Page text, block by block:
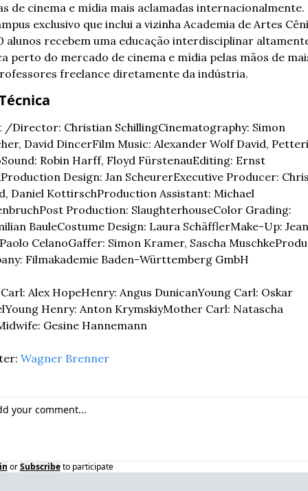
de cinema e mídia mais aclamadas internacionalmente.
exclusivo que inclui a vizinha Academia de Artes
alunos recebem uma educação interdisciplinar
perto do mercado de cinema e mídia pelas mãos de
freelance diretamente da indústria.
/Director: Christian SchillingCinematography: Simon
David DincerFilm Music: Alexander Wolf David, Petteri
Sound: Robin Harff, Floyd FürstenauEditing: Ernst
Production Design: Jan ScheurerExecutive Producer:
Daniel KottirschProduction Assistant: Michael
Post Production: SlaughterhouseColor Grading:
BauleCostume Design: Laura SchäfflerMake-Up:
CelanoGaffer: Simon Kramer, Sascha Muschke
Filmakademie Baden-Württemberg GmbH
Carl: Alex HopeHenry: Angus DunicanYoung Carl: Oskar
Young Henry: Anton KrymskiyMother Carl: Natascha
Gesine Hannemann
Wagner Brenner
or Subscribe to participate